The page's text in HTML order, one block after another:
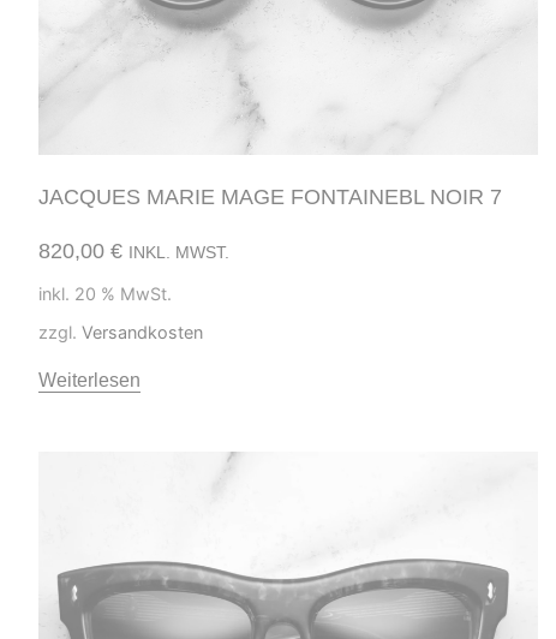
JACQUES MARIE MAGE FONTAINEBL NOIR 7
820,00 € INKL. MWST.
inkl. 20 % MwSt.
zzgl. Versandkosten
Weiterlesen